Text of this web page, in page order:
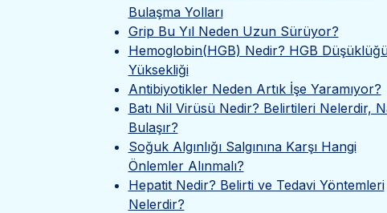
Bulaşma Yolları
Grip Bu Yıl Neden Uzun Sürüyor?
Hemoglobin(HGB) Nedir? HGB
Yüksekliği
Antibiyotikler Neden Artık İşe Yaramıyor?
Batı Nil Virüsü Nedir? Belirtileri Nelerdir,
Bulaşır?
Soğuk Algınlığı Salgınına Karşı Hangi
Önlemler Alınmalı?
Hepatit Nedir? Belirti ve Tedavi Yöntemleri
Nelerdir?